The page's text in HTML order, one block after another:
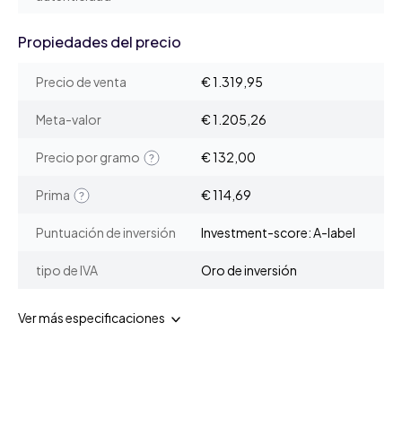
Propiedades del precio
Precio de venta € 1.319,95
Meta-valor € 1.205,26
Precio por gramo € 132,00
Prima € 114,69
Puntuación de inversión Investment-score: A-label
tipo de IVA Oro de inversión
Ver más especificaciones